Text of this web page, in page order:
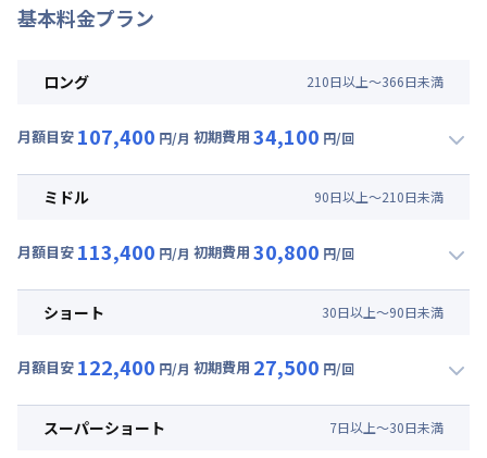
基本料金プラン
ロング 210日以上～366日未満
月額目安 107,400 円/月 初期費用 34,100 円/回
月額賃料目安(30日利用)
光熱費他 : 24,000円/月 (800円/日) (税抜)
その他費用 :
初期費用
ミドル 90日以上～210日未満
月額目安 113,400 円/月 初期費用 30,800 円/回
月額賃料目安(30日利用)
光熱費他 : 24,000円/月 (800円/日) (税抜)
その他費用 :
ショート 30日以上～90日未満
月額目安 122,400 円/月 初期費用 27,500 円/回
月額賃料目安(30日利用)
スーパーショート 7日以上～30日未満